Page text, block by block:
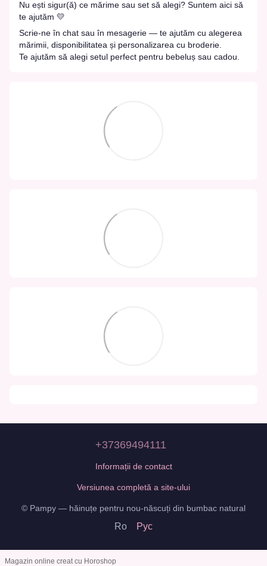
Nu ești sigur(ă) ce mărime sau set să alegi? Suntem aici să
te ajutăm 💛
Scrie-ne în chat sau în mesagerie — te ajutăm cu alegerea
mărimii, disponibilitatea și personalizarea cu broderie.
Te ajutăm să alegi setul perfect pentru bebeluș sau cadou.
+37369494111
Informații de contact
Versiunea completă a site-ului
© Pampy — hăinuțe pentru nou-născuți din bumbac natural
Ro Рус
Magazin online creat cu Horoshop